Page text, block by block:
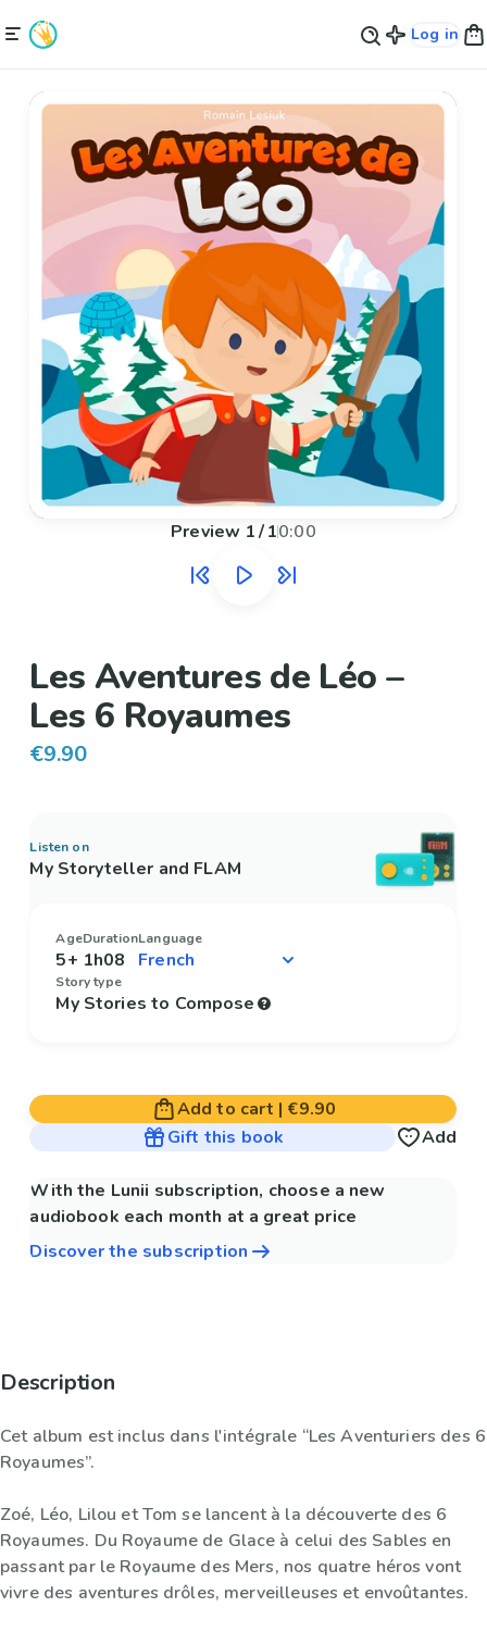
Log in
Preview 1/10:00
Les Aventures de Léo –
Les 6 Royaumes
€9.90
Listen on
My Storyteller and FLAM
Age
5+
Duration
1h08
Language
Story type
My Stories to Compose
Add to cart | €9.90
Gift this book
Add
With the Lunii subscription, choose a new
audiobook each month at a great price
Discover the subscription
Description
Cet album est inclus dans l'intégrale “Les Aventuriers des 6
Royaumes”.
Zoé, Léo, Lilou et Tom se lancent à la découverte des 6
Royaumes. Du Royaume de Glace à celui des Sables en
passant par le Royaume des Mers, nos quatre héros vont
vivre des aventures drôles, merveilleuses et envoûtantes.